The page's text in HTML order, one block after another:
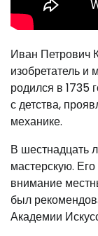
Иван Петрович
изобретатель и
родился в 1735
с детства,
механике.
В шестнадцать
мастерскую.
внимание
был
Академии